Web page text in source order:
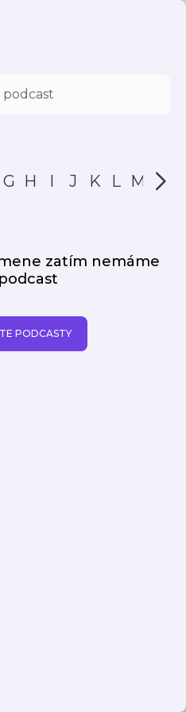
G H I J K L M N
zatím nemáme
PODCASTY